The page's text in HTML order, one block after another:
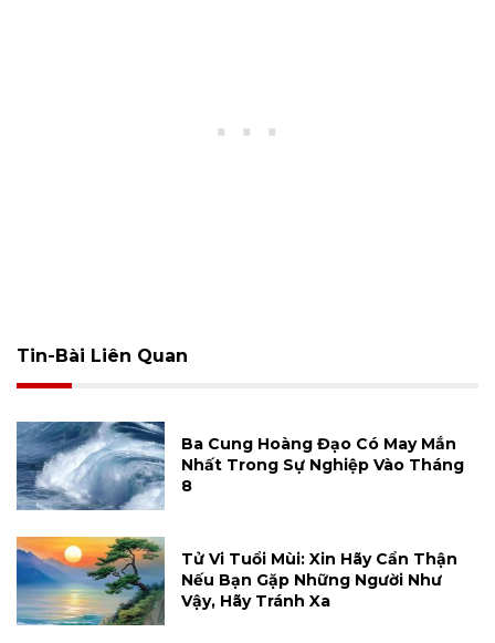
Tin-Bài Liên Quan
Ba Cung Hoàng Đạo Có May Mắn
Nhất Trong Sự Nghiệp Vào Tháng
8
Tử Vi Tuổi Mùi: Xin Hãy Cẩn Thận
Nếu Bạn Gặp Những Người Như
Vậy, Hãy Tránh Xa